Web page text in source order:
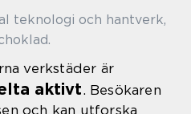
teknologi och hantverk,
verkstäder är
aktivt. Besökaren
och kan utforska